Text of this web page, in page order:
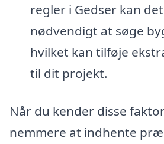
regler i Gedser kan
nødvendigt at søge
hvilket kan tilføje
til dit projekt.
Når du kender disse
nemmere at indhente